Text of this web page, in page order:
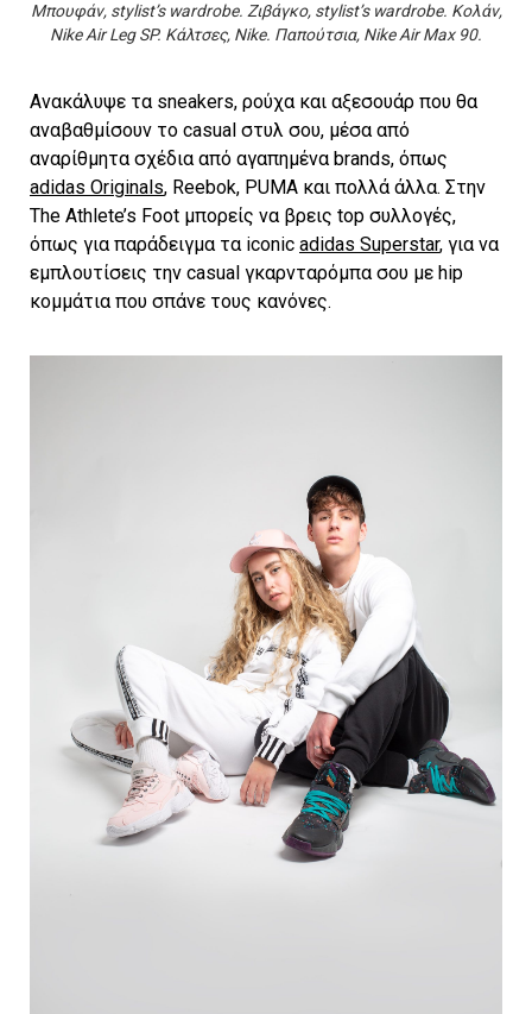
Μπουφάν, stylist’s wardrobe. Ζιβάγκο, stylist’s wardrobe. Κολάν,
Nike Air Leg SP. Κάλτσες, Nike. Παπούτσια, Nike Air Max 90.
Ανακάλυψε τα sneakers, ρούχα και αξεσουάρ που θα
αναβαθμίσουν το casual στυλ σου, μέσα από
αναρίθμητα σχέδια από αγαπημένα brands, όπως
adidas Originals, Reebok, PUMA και πολλά άλλα. Στην
The Athlete’s Foot μπορείς να βρεις top συλλογές,
όπως για παράδειγμα τα iconic adidas Superstar, για να
εμπλουτίσεις την casual γκαρνταρόμπα σου με hip
κομμάτια που σπάνε τους κανόνες.